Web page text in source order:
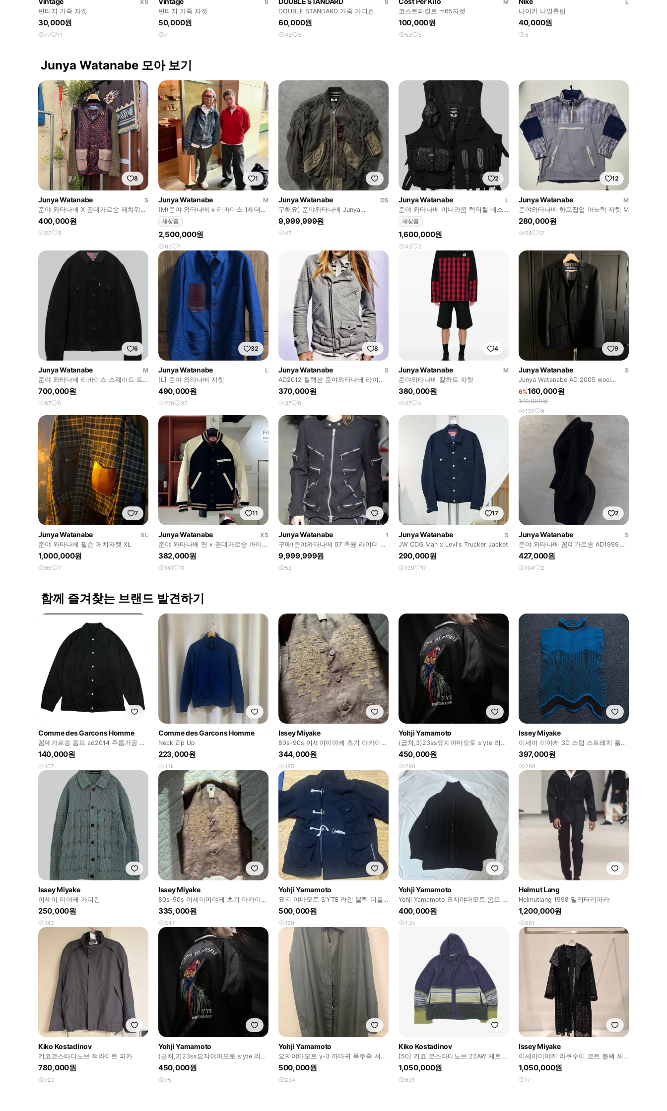
XS
빈티지 가죽 자켓
30,000원
77 11
S
빈티지 가죽 자켓
50,000원
7
S
DOUBLE STANDARD 가죽 가디건
60,000원
42 6
M
코스트퍼킬로 m65자켓
100,000원
53 5
L
나이키 나일론탑
40,000원
5
Junya Watanabe 모아 보기
8
Junya Watanabe
S
준야 와타나베 X 꼼데가르송 패치워크
퀼팅 자켓 #csz0322
400,000원
55 8
1
Junya Watanabe
M
(M)준야 와타나베 x 리바이스 1세대
S506xx 대전판
새상품
2,500,000원
63 1
Junya Watanabe
OS
구해요) 준야와타나베 Junya
Watanabe MA-1
9,999,999원
47
2
Junya Watanabe
L
준야 와타나베 이너라움 텍티컬 베스
트 (택째 새상품)
새상품
1,600,000원
43 2
12
Junya Watanabe
M
준야와타나베 하프집업 아노락 자켓 M
280,000원
58 12
6
Junya Watanabe
M
준야 와타나베 리바이스 스웨이드 트
러커 자켓
700,000원
87 6
32
Junya Watanabe
L
[L] 준야 와타나베 자켓
490,000원
218 32
8
Junya Watanabe
S
AD2012 컬렉션 준야와타나베 라이더
자켓
370,000원
37 8
4
Junya Watanabe
M
준야와타나베 칼하트 자켓
380,000원
47 4
9
Junya Watanabe
S
Junya Watanabe AD 2005 wool
jacket
6%160,000원
170,000원
132 9
7
Junya Watanabe
XL
준야 와타나베 필슨 패치자켓 XL
1,000,000원
96 7
11
Junya Watanabe
XS
준야 와타나베 맨 x 꼼데가르송 아이보
리 레더 포인트 바시티 자켓
382,000원
141 11
Junya Watanabe
1
구매)준야와타나베 07 축융 라이더 구
합니다
9,999,999원
52
17
Junya Watanabe
S
JW CDG Man x Levi's Trucker Jacket
290,000원
139 17
2
Junya Watanabe
S
준야 와타나베 꼼데가르송 AD1999 입
체 패디드 벌룬 테일러드 재킷
427,000원
104 2
함께 즐겨찾는 브랜드 발견하기
Comme des Garcons Homme
꼼데가르송 옴므 ad2014 주름가공 코
치 자켓
140,000원
167
Comme des Garcons Homme
Neck Zip Up
223,000원
1.1k
Issey Miyake
80s-90s 이세이미야케 초기 아카이브
피스 플랜테이션 에스닉 베스트
344,000원
185
Yohji Yamamoto
(급처,3)23ss요지야마모토 s'yte 리버
시블 자수 스카쟌
450,000원
290
Issey Miyake
이세이 이야케 3D 스팀 스트레치 플리
츠 하이넥 탑
397,000원
289
Issey Miyake
이세이 미야케 가디건
250,000원
142
Issey Miyake
80s-90s 이세이미야케 초기 아카이브
피스 플랜테이션 에스닉 베스트
335,000원
247
Yohji Yamamoto
요지 야마모토 S'YTE 라인 블랙 더플
코트 사이즈(3)
500,000원
129
Yohji Yamamoto
Yohji Yamamoto 요지야마모토 옴므 니
트집업
400,000원
1.2k
Helmut Lang
Helmutlang 1998 밀리터리파카
1,200,000원
881
Kiko Kostadinov
키코코스타디노브 잭라이트 파카
780,000원
729
Yohji Yamamoto
(급처,3)23ss요지야마모토 s'yte 리버
시블 자수 스카쟌
450,000원
75
Yohji Yamamoto
요지야마모토 y-3 까마귀 폭주족 셔츠
crft M사이즈
500,000원
234
Kiko Kostadinov
[50] 키코 코스타디노브 22AW 케트라
니트 집업 네이비
1,050,000원
691
Issey Miyake
이세이미야케 라쿠수이 코트 블랙 새
상품급
1,050,000원
17